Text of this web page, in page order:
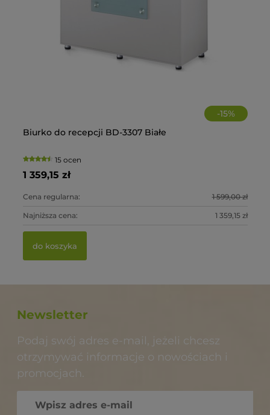
-15%
Biurko do recepcji BD-3307 Białe
15 ocen
1 359,15 zł
Cena regularna: 1 599,00 zł
Najniższa cena: 1 359,15 zł
do koszyka
Newsletter
Podaj swój adres e-mail, jeżeli chcesz
otrzymywać informacje o nowościach i
promocjach.